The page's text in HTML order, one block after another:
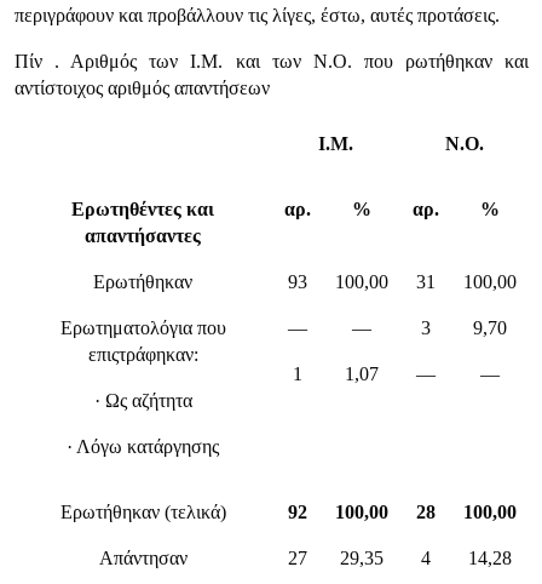
περιγράφουν και προβάλλουν τις λίγες, έστω, αυτές προτάσεις.
Πίν . Αριθμός των Ι.Μ. και των Ν.Ο. που ρωτήθηκαν και
αντίστοιχος αριθμός απαντήσεων
Ι.Μ. Ν.Ο.
Ερωτηθέντες και
απαντήσαντες
αρ. % αρ. %
Ερωτήθηκαν
Ερωτηματολόγια που
επιςτράφηκαν:
· Ως αζήτητα
· Λόγω κατάργησης
93
—
1
100,00
—
1,07
31
3
—
100,00
9,70
—
Ερωτήθηκαν (τελικά)
Απάντησαν
92
27
100,00
29,35
28
4
100,00
14,28